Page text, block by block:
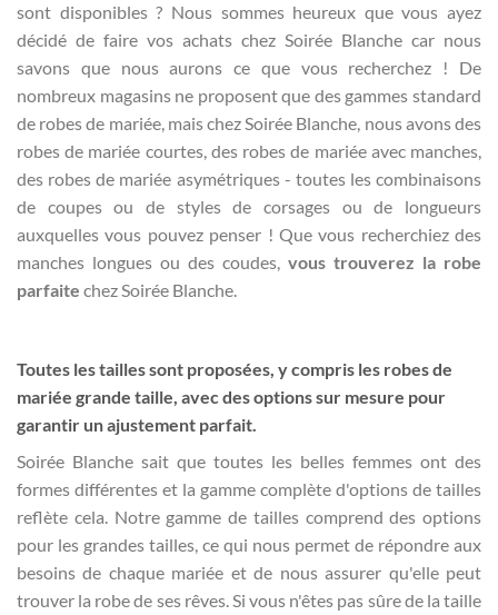
sont disponibles ? Nous sommes heureux que vous ayez
décidé de faire vos achats chez Soirée Blanche car nous
savons que nous aurons ce que vous recherchez ! De
nombreux magasins ne proposent que des gammes standard
de robes de mariée, mais chez Soirée Blanche, nous avons des
robes de mariée courtes, des robes de mariée avec manches,
des robes de mariée asymétriques - toutes les combinaisons
de coupes ou de styles de corsages ou de longueurs
auxquelles vous pouvez penser ! Que vous recherchiez des
manches longues ou des coudes, vous trouverez la robe
parfaite chez Soirée Blanche.
Toutes les tailles sont proposées, y compris les robes de
mariée grande taille, avec des options sur mesure pour
garantir un ajustement parfait.
Soirée Blanche sait que toutes les belles femmes ont des
formes différentes et la gamme complète d'options de tailles
reflète cela. Notre gamme de tailles comprend des options
pour les grandes tailles, ce qui nous permet de répondre aux
besoins de chaque mariée et de nous assurer qu'elle peut
trouver la robe de ses rêves. Si vous n'êtes pas sûre de la taille